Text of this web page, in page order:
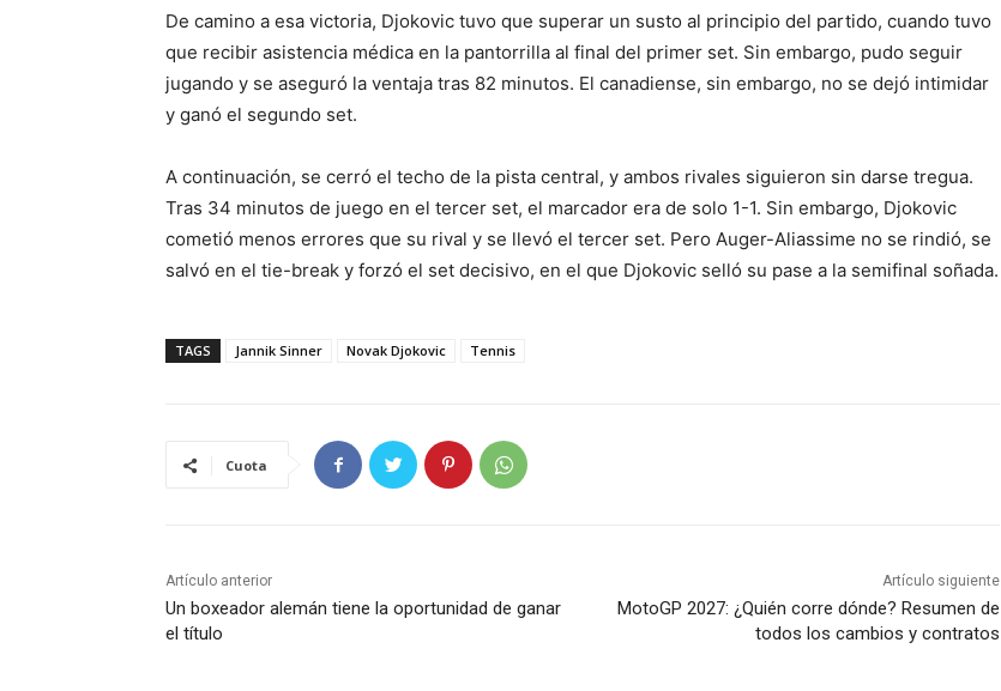
De camino a esa victoria, Djokovic tuvo que superar un susto al principio del partido, cuando tuvo
que recibir asistencia médica en la pantorrilla al final del primer set. Sin embargo, pudo seguir
jugando y se aseguró la ventaja tras 82 minutos. El canadiense, sin embargo, no se dejó intimidar
y ganó el segundo set.
A continuación, se cerró el techo de la pista central, y ambos rivales siguieron sin darse tregua.
Tras 34 minutos de juego en el tercer set, el marcador era de solo 1-1. Sin embargo, Djokovic
cometió menos errores que su rival y se llevó el tercer set. Pero Auger-Aliassime no se rindió, se
salvó en el tie-break y forzó el set decisivo, en el que Djokovic selló su pase a la semifinal soñada.
TAGS Jannik Sinner Novak Djokovic Tennis
Cuota
Artículo anterior
Un boxeador alemán tiene la oportunidad de ganar
el título
Artículo siguiente
MotoGP 2027: ¿Quién corre dónde? Resumen de
todos los cambios y contratos